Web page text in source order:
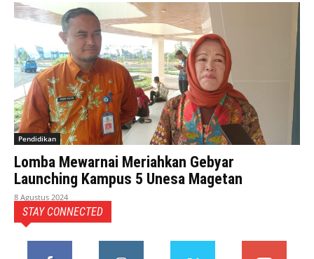
Pendidikan
Lomba Mewarnai Meriahkan Gebyar
Launching Kampus 5 Unesa Magetan
8 Agustus 2024
STAY CONNECTED